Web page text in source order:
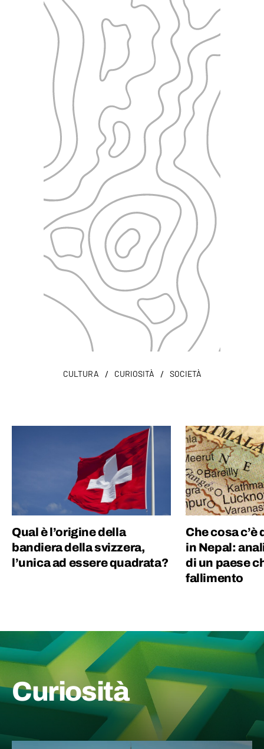
CULTURA / CURIOSITÀ / SOCIETÀ
Qual è l’origine della
bandiera della svizzera,
l’unica ad essere quadrata?
Che cosa
in Nepal:
di un paese
fallimento
Curiosità